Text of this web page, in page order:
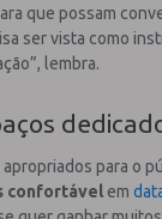
que possam
ser vista como
lembra.
para o
confortável em